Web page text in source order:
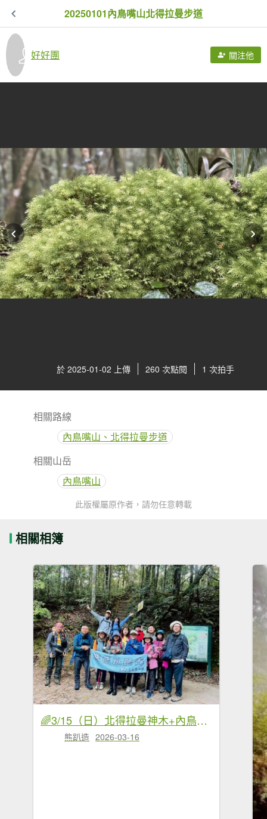
20250101內鳥嘴山北得拉曼步道
好好團 關注他
於 2025-01-02 上傳 260 次點閱 1 次拍手
相關路線
內鳥嘴山、北得拉曼步道
相關山岳
內鳥嘴山
此版權屬原作者，請勿任意轉載
相關相簿
🌈3/15（日）北得拉曼神木+內鳥嘴山✨FB：熊熊趴爬走🌈
熊趴造 2026-03-16